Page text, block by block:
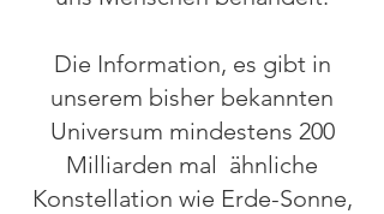
Die Information, es gibt in
unserem bisher bekannten
Universum mindestens 200
Milliarden mal ähnliche
Konstellation wie Erde-Sonne,